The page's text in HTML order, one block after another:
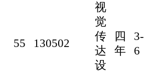
55 130502
视
觉
传
达
设
四
年
3-
6